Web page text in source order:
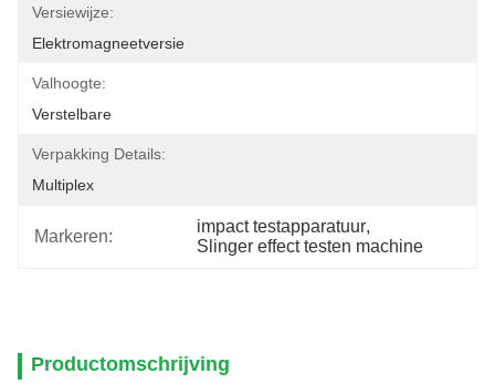
Versiewijze:
Elektromagneetversie
Valhoogte:
Verstelbare
Verpakking Details:
Multiplex
Markeren:
impact testapparatuur,
Slinger effect testen machine
Productomschrijving